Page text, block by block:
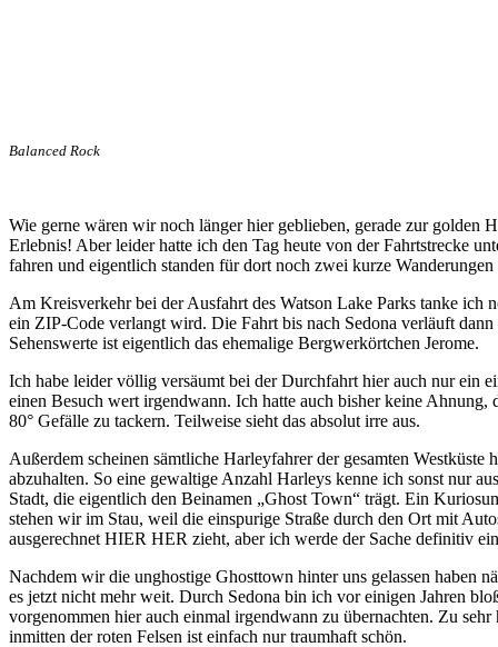
Balanced Rock
Wie gerne wären wir noch länger hier geblieben, gerade zur golden
Erlebnis! Aber leider hatte ich den Tag heute von der Fahrtstrecke
fahren und eigentlich standen für dort noch zwei kurze
Am Kreisverkehr bei der Ausfahrt des Watson Lake Parks tanke ich
ein ZIP-Code verlangt wird. Die Fahrt bis nach Sedona verläuft
Sehenswerte ist eigentlich das ehemalige Bergwerkörtchen Jerome.
Ich habe leider völlig versäumt bei der Durchfahrt hier auch nur ein
einen Besuch wert irgendwann. Ich hatte auch bisher keine
80° Gefälle zu tackern. Teilweise sieht das absolut irre aus.
Außerdem scheinen sämtliche Harleyfahrer der gesamten
abzuhalten. So eine gewaltige Anzahl Harleys kenne ich sonst nur
Stadt, die eigentlich den Beinamen „Ghost Town“ trägt. Ein
stehen wir im Stau, weil die einspurige Straße durch den Ort mit
ausgerechnet HIER HER zieht, aber ich werde der Sache definitiv
Nachdem wir die unghostige Ghosttown hinter uns gelassen haben
es jetzt nicht mehr weit. Durch Sedona bin ich vor einigen Jahren
vorgenommen hier auch einmal irgendwann zu übernachten. Zu
inmitten der roten Felsen ist einfach nur traumhaft schön.